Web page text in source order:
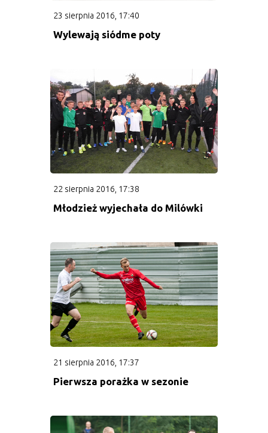
I Drużyna
Terminarz i wyniki
Kadra
Tabela
II Drużyna
Kadra
Terminarz
Tabela
Drużyny młodzieżowe
23 sierpnia 2016, 17:40
Wylewają siódme poty
22 sierpnia 2016, 17:38
Młodzież wyjechała do Milówki
21 sierpnia 2016, 17:37
Pierwsza porażka w sezonie